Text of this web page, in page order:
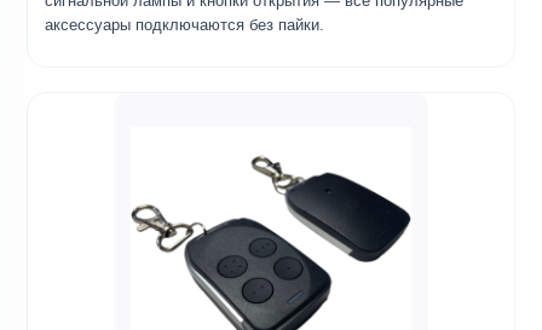
аксессуары подключаются без пайки.